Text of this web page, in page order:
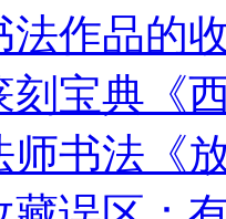
法作品的
刻宝典《
师书法《